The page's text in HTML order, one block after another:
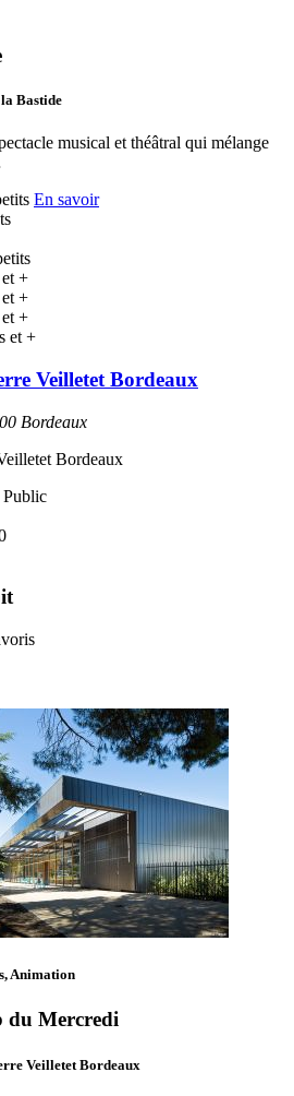
Bastide
musical et théâtral qui mélange
En savoir
+
+
+
et +
Veilletet Bordeaux
Bordeaux
Bordeaux
Public
Animation
du Mercredi
Veilletet Bordeaux